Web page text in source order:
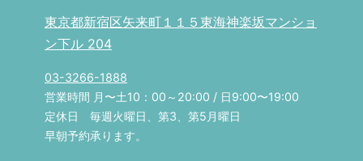
東京都新宿区矢来町１１５東海神楽坂マンショ
ン下ル 204
03-3266-1888
営業時間 月〜土10：00～20:00 / 日9:00〜19:00
定休日 毎週火曜日、第3、第5月曜日
早朝予約承ります。